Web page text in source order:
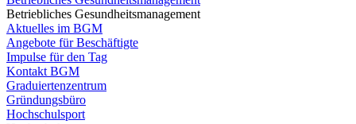
Betriebliches Gesundheitsmanagement
Aktuelles im BGM
Angebote für Beschäftigte
Impulse für den Tag
Kontakt BGM
Graduiertenzentrum
Gründungsbüro
Hochschulsport